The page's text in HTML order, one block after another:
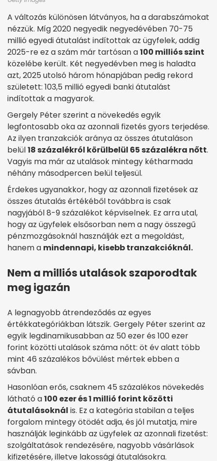
A változás különösen látványos, ha a darabszámokat
nézzük. Míg 2020 negyedik negyedévében 70-75
millió egyedi átutalást indítottak az ügyfelek, addig
2025-re ez a szám már tartósan a100 milliós szint
közelébe került. Két negyedévben meg is haladta
azt, 2025 utolsó három hónapjában pedig rekord
született: 103,5 millió egyedi banki átutalást
indítottak a magyarok.
Gergely Péter szerint a növekedés egyik
legfontosabb oka az azonnali fizetés gyors terjedése.
Az ilyen tranzakciók aránya az összes átutaláson
belül18 százalékról körülbelül 65 százalékra nőtt.
Vagyis ma már az utalások mintegy kétharmada
néhány másodpercen belül teljesül.
Érdekes ugyanakkor, hogy az azonnali fizetések az
összes átutalás értékéből továbbra is csak
nagyjából 8-9 százalékot képviselnek. Ez arra utal,
hogy az ügyfelek elsősorban nem a nagy összegű
pénzmozgásoknál használják ezt a megoldást,
hanem a mindennapi, kisebb tranzakcióknál.
Nem a milliós utalások szaporodtak
meg igazán
A legnagyobb átrendeződés az egyes
értékkategóriákban látszik. Gergely Péter szerint az
egyik legdinamikusabban az 50 ezer és 100 ezer
forint közötti utalások száma nőtt: öt év alatt több
mint 46 százalékos bővülést mértek ebben a
sávban.
Hasonlóan erős, csaknem 45 százalékos növekedés
látható a100 ezer és 1 millió forint közötti
átutalásoknál is. Ez a kategória stabilan a teljes
forgalom mintegy ötödét adja, és jól mutatja, mire
használják leginkább az ügyfelek az azonnali fizetést:
szolgáltatások rendezésére, nagyobb vásárlások
kifizetésére, illetve lakossági átutalásokra.